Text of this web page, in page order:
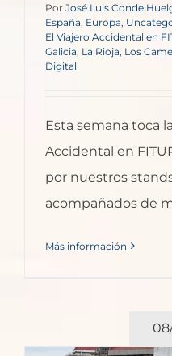
Por José Luis Conde
España Europa
El Viajero Accidental en
Galicia La Rioja Los
Digital
Esta semana toca
Accidental en
por nuestros
acompañados de
Más información